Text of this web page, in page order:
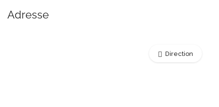
Adresse
Direction